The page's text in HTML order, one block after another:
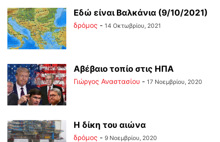
Εδώ είναι Βαλκάνια (9/10/2021)
δρόμος - 14 Οκτωβρίου, 2021
Αβέβαιο τοπίο στις ΗΠΑ
Γιώργος Αναστασίου - 17 Νοεμβρίου, 2020
Η δίκη του αιώνα
δρόμος - 9 Νοεμβρίου, 2020